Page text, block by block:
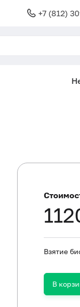
+7 (812)
Не принимать пищу
негазированную воду.
Взятие
В